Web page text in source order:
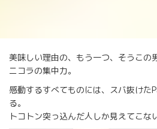
美味しい理由の、もう一つ、そうこの
ニコラの集中力。
感動するすべてものには、スバ抜けた
る。
トコトン突っ込んだ人しか見えてこな